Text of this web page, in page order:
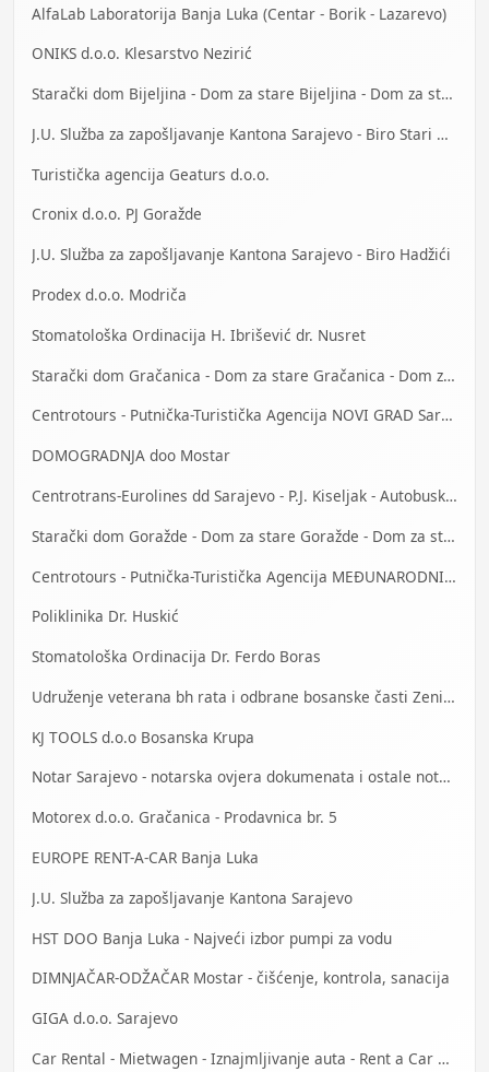
AlfaLab Laboratorija Banja Luka (Centar - Borik - Lazarevo)
ONIKS d.o.o. Klesarstvo Nezirić
Starački dom Bijeljina - Dom za stare Bijeljina - Dom za stara lica Bijeljina
J.U. Služba za zapošljavanje Kantona Sarajevo - Biro Stari Grad
Turistička agencija Geaturs d.o.o.
Cronix d.o.o. PJ Goražde
J.U. Služba za zapošljavanje Kantona Sarajevo - Biro Hadžići
Prodex d.o.o. Modriča
Stomatološka Ordinacija H. Ibrišević dr. Nusret
Starački dom Gračanica - Dom za stare Gračanica - Dom za stara lica Gračanica
Centrotours - Putnička-Turistička Agencija NOVI GRAD Sarajevo
DOMOGRADNJA doo Mostar
Centrotrans-Eurolines dd Sarajevo - P.J. Kiseljak - Autobuska stanica
Starački dom Goražde - Dom za stare Goražde - Dom za stara lica Goražde
Centrotours - Putnička-Turistička Agencija MEĐUNARODNI AERODROM Sarajevo
Poliklinika Dr. Huskić
Stomatološka Ordinacija Dr. Ferdo Boras
Udruženje veterana bh rata i odbrane bosanske časti Zenica
KJ TOOLS d.o.o Bosanska Krupa
Notar Sarajevo - notarska ovjera dokumenata i ostale notarske usluge
Motorex d.o.o. Gračanica - Prodavnica br. 5
EUROPE RENT-A-CAR Banja Luka
J.U. Služba za zapošljavanje Kantona Sarajevo
HST DOO Banja Luka - Najveći izbor pumpi za vodu
DIMNJAČAR-ODŽAČAR Mostar - čišćenje, kontrola, sanacija
GIGA d.o.o. Sarajevo
Car Rental - Mietwagen - Iznajmljivanje auta - Rent a Car Banja Luka